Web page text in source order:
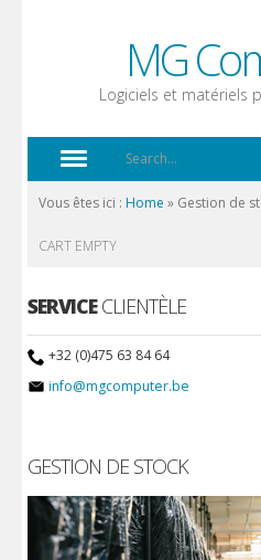
MG
Logiciels et matériels
Vous êtes ici : Home » Gestion de
CART EMPTY
SERVICECLIENTÈLE
+32 (0)475 63 84 64
info@mgcomputer.be
GESTION DE STOCK